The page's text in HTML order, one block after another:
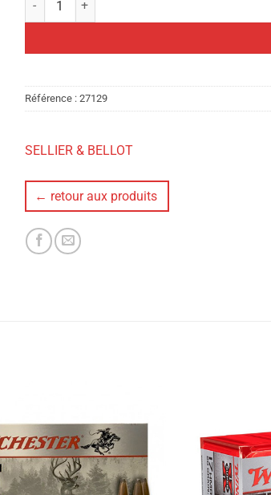
Référence : 27129
SELLIER & BELLOT
← retour aux produits